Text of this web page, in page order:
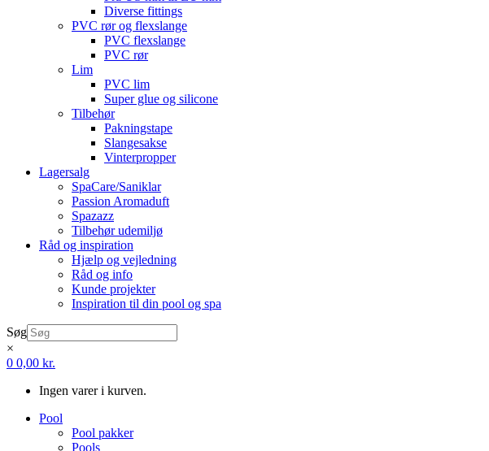
Diverse fittings
PVC rør og flexslange
PVC flexslange
PVC rør
Lim
PVC lim
Super glue og silicone
Tilbehør
Pakningstape
Slangesakse
Vinterpropper
Lagersalg
SpaCare/Saniklar
Passion Aromaduft
Spazazz
Tilbehør udemiljø
Råd og inspiration
Hjælp og vejledning
Råd og info
Kunde projekter
Inspiration til din pool og spa
Søg
×
0 0,00 kr.
Ingen varer i kurven.
Pool
Pool pakker
Pools